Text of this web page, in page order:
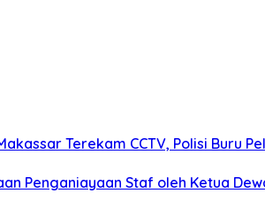
Terekam CCTV, Polisi Buru
Penganiayaan Staf oleh Ketua